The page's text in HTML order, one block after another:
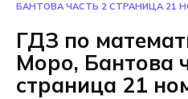
БАНТОВА ЧАСТЬ 2 СТРАНИЦА 21
ГДЗ по
Моро, Бантова
страница 21